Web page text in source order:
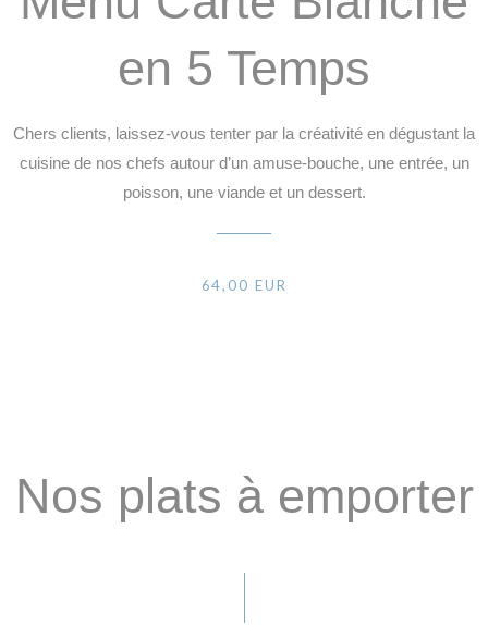
en 5 Temps
Chers clients, laissez-vous tenter par la créativité en dégustant la
cuisine de nos chefs autour d’un amuse-bouche, une entrée, un
poisson, une viande et un dessert.
64,00 EUR
Nos plats à emporter